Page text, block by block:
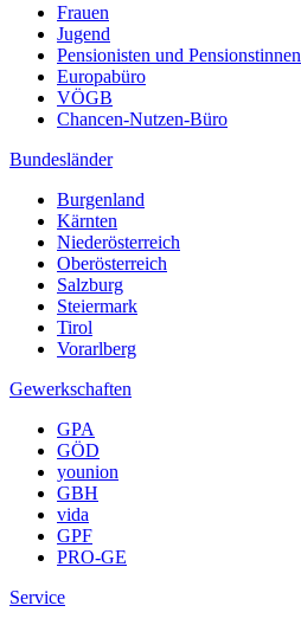
Frauen
Jugend
Pensionisten und Pensionstinnen
Europabüro
VÖGB
Chancen-Nutzen-Büro
Bundesländer
Burgenland
Kärnten
Niederösterreich
Oberösterreich
Salzburg
Steiermark
Tirol
Vorarlberg
Gewerkschaften
GPA
GÖD
younion
GBH
vida
GPF
PRO-GE
Service